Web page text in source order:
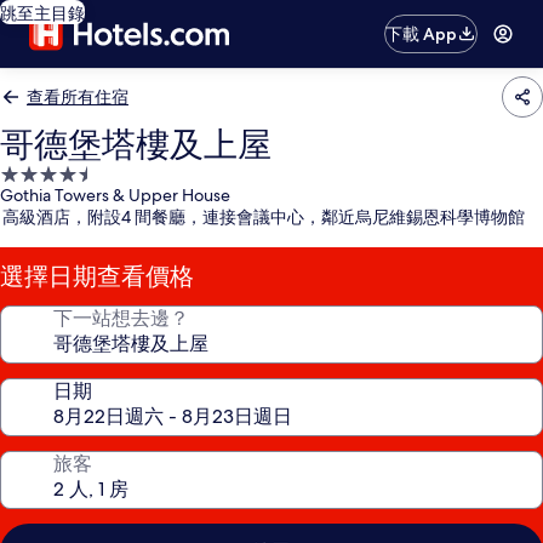
跳至主目錄
下載 App
查看所有住宿
哥德堡塔樓及上屋
4.5
星
級
住
宿
Gothia Towers & Upper House
高級酒店，附設4 間餐廳，連接會議中心，鄰近烏尼維錫恩科學博物館
選擇日期查看價格
下一站想去邊？
日期
旅客